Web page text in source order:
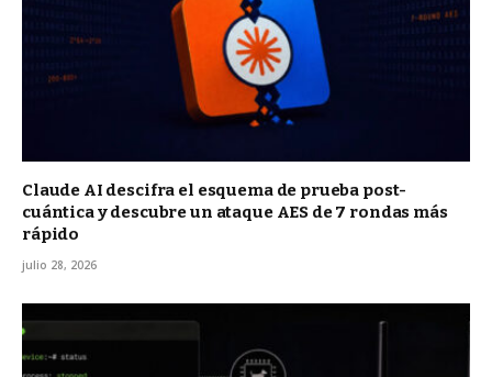
Claude AI descifra el esquema de prueba post-
cuántica y descubre un ataque AES de 7 rondas más
rápido
julio 28, 2026